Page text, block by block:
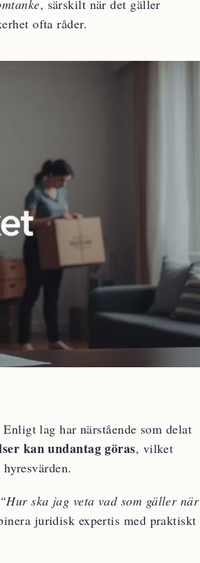
, särskilt när det gäller
ofta råder.
lag har närstående som delat
kan undantag göras, vilket
“Hur ska jag veta vad som gäller när
juridisk expertis med praktiskt